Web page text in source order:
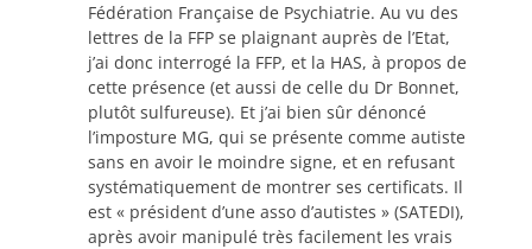
Fédération Française de Psychiatrie. Au vu des
lettres de la FFP se plaignant auprès de l’Etat,
j’ai donc interrogé la FFP, et la HAS, à propos de
cette présence (et aussi de celle du Dr Bonnet,
plutôt sulfureuse). Et j’ai bien sûr dénoncé
l’imposture MG, qui se présente comme autiste
sans en avoir le moindre signe, et en refusant
systématiquement de montrer ses certificats. Il
est « président d’une asso d’autistes » (SATEDI),
après avoir manipulé très facilement les vrais